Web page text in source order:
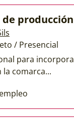
producción
/ Presencial
para
comarca...